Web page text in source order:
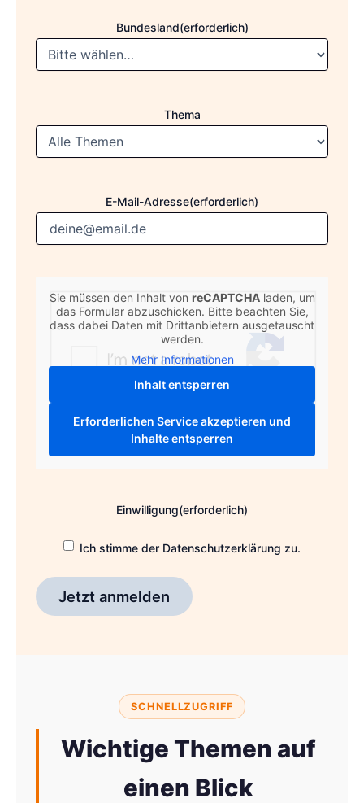
Bundesland(erforderlich)
Thema
E-Mail-Adresse(erforderlich)
Sie müssen den Inhalt von reCAPTCHAladen, um
das Formular abzuschicken. Bitte beachten Sie,
dass dabei Daten mit Drittanbietern ausgetauscht
werden.
Mehr Informationen
Inhalt entsperren
Erforderlichen Service akzeptieren und
Inhalte entsperren
Einwilligung(erforderlich)
Ich stimme der Datenschutzerklärung zu.
SCHNELLZUGRIFF
Wichtige Themen auf
einen Blick